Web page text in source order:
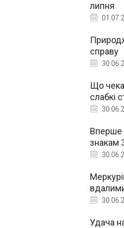
липня
справу
Що
слабкі
Вперше
знакам
Удача